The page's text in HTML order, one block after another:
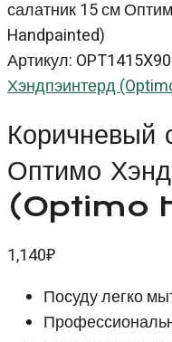
салатник 15 см
Handpainted)
Артикул:
Хэндпэинтерд
Коричневый
Оптимо
(Optimo
1,140₽
Посуду легко